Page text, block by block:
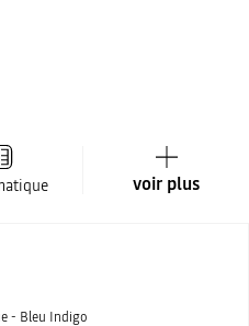
voir plus
- Bleu Indigo